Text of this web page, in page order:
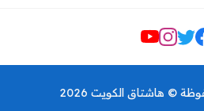
Social Links
© هاشتاق الكويت 2026